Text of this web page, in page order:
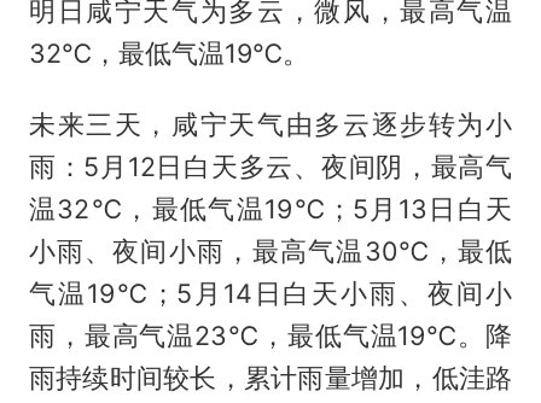
明日咸宁天气为多云，微风，最高气温
32℃，最低气温19℃。
未来三天，咸宁天气由多云逐步转为小
雨：5月12日白天多云、夜间阴，最高气
温32℃，最低气温19℃；5月13日白天
小雨、夜间小雨，最高气温30℃，最低
气温19℃；5月14日白天小雨、夜间小
雨，最高气温23℃，最低气温19℃。降
雨持续时间较长，累计雨量增加，低洼路